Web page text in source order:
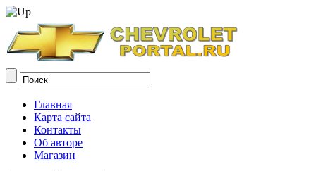
Главная
Карта сайта
Контакты
Об авторе
Магазин